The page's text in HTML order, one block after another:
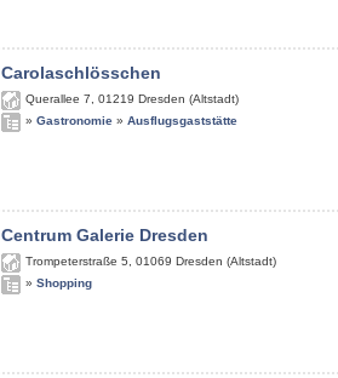
Carolaschlösschen
Querallee 7 01219 Dresden (Altstadt)
» Gastronomie » Ausflugsgaststätte
Centrum Galerie Dresden
Trompeterstraße 5 01069 Dresden (Altstadt)
» Shopping